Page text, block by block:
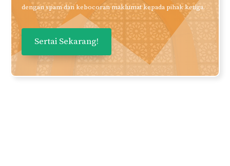
dengan spam dan kebocoran maklumat kepada pihak ketiga.